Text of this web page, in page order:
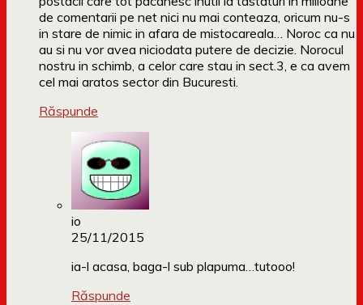
de comentarii pe net nici nu mai conteaza, oricum nu-s
in stare de nimic in afara de mistocareala… Noroc ca nu
au si nu vor avea niciodata putere de decizie. Norocul
nostru in schimb, a celor care stau in sect.3, e ca avem
cel mai aratos sector din Bucuresti.
Răspunde
io
25/11/2015
ia-l acasa, baga-l sub plapuma…tutooo!
Răspunde